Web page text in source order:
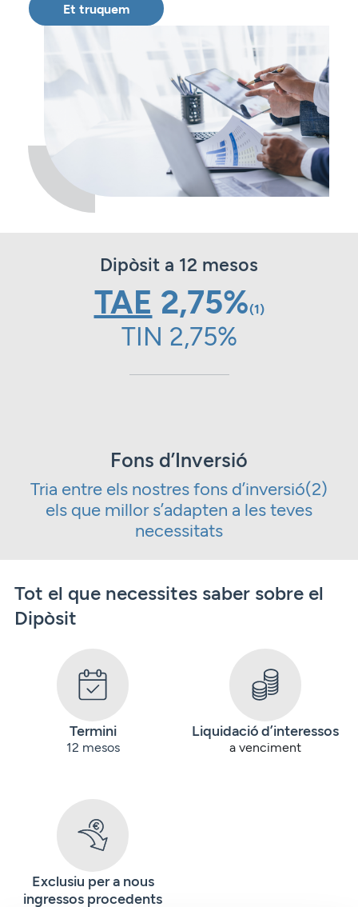
Et truquem
Dipòsit a 12 mesos
TAE 2,75%(1)
TIN 2,75%
Fons d’Inversió
Tria entre els nostres fons d’inversió(2)
els que millor s’adapten a les teves
necessitats
Tot el que necessites saber sobre el
Dipòsit
Termini
12 mesos
Liquidació d’interessos
a venciment
Exclusiu per a nous
ingressos procedents